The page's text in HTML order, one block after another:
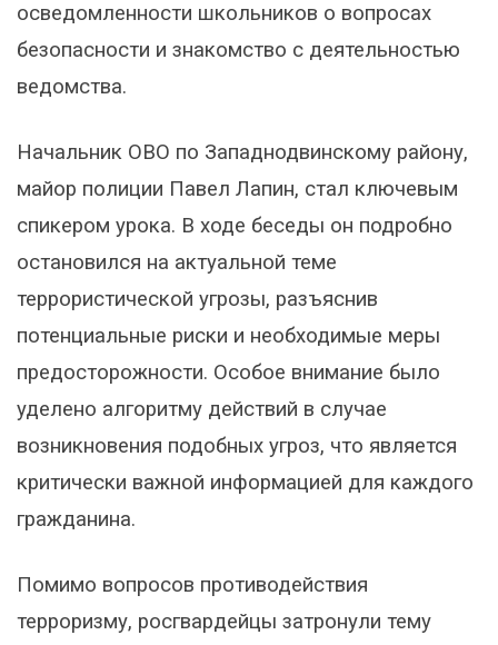
осведомленности школьников о вопросах
безопасности и знакомство с деятельностью
ведомства.
Начальник ОВО по Западнодвинскому району,
майор полиции Павел Лапин, стал ключевым
спикером урока. В ходе беседы он подробно
остановился на актуальной теме
террористической угрозы, разъяснив
потенциальные риски и необходимые меры
предосторожности. Особое внимание было
уделено алгоритму действий в случае
возникновения подобных угроз, что является
критически важной информацией для каждого
гражданина.
Помимо вопросов противодействия
терроризму, росгвардейцы затронули тему